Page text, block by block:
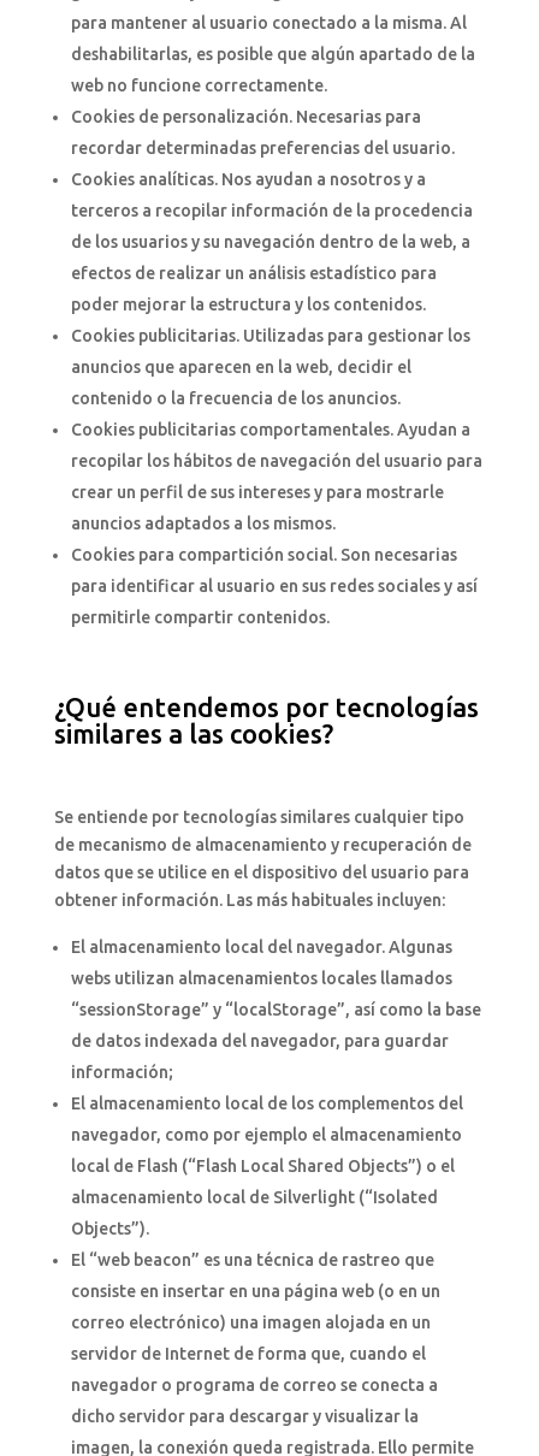
para mantener al usuario conectado a la misma. Al
deshabilitarlas, es posible que algún apartado de la
web no funcione correctamente.
Cookies de personalización. Necesarias para
recordar determinadas preferencias del usuario.
Cookies analíticas. Nos ayudan a nosotros y a
terceros a recopilar información de la procedencia
de los usuarios y su navegación dentro de la web, a
efectos de realizar un análisis estadístico para
poder mejorar la estructura y los contenidos.
Cookies publicitarias. Utilizadas para gestionar los
anuncios que aparecen en la web, decidir el
contenido o la frecuencia de los anuncios.
Cookies publicitarias comportamentales. Ayudan a
recopilar los hábitos de navegación del usuario para
crear un perfil de sus intereses y para mostrarle
anuncios adaptados a los mismos.
Cookies para compartición social. Son necesarias
para identificar al usuario en sus redes sociales y así
permitirle compartir contenidos.
¿Qué entendemos por tecnologías
similares a las cookies?
Se entiende por tecnologías similares cualquier tipo
de mecanismo de almacenamiento y recuperación de
datos que se utilice en el dispositivo del usuario para
obtener información. Las más habituales incluyen:
El almacenamiento local del navegador. Algunas
webs utilizan almacenamientos locales llamados
“sessionStorage” y “localStorage”, así como la base
de datos indexada del navegador, para guardar
información;
El almacenamiento local de los complementos del
navegador, como por ejemplo el almacenamiento
local de Flash (“Flash Local Shared Objects”) o el
almacenamiento local de Silverlight (“Isolated
Objects”).
El “web beacon” es una técnica de rastreo que
consiste en insertar en una página web (o en un
correo electrónico) una imagen alojada en un
servidor de Internet de forma que, cuando el
navegador o programa de correo se conecta a
dicho servidor para descargar y visualizar la
imagen, la conexión queda registrada. Ello permite